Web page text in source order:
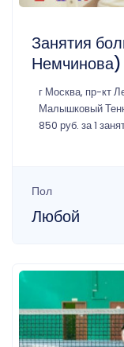
Занятия
Немчинова)
г Москва, пр-кт
Малышковый
850 руб. за 1
Пол
Любой